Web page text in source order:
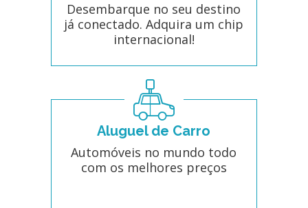
Desembarque no seu destino
já conectado. Adquira um chip
internacional!
Aluguel de Carro
Automóveis no mundo todo
com os melhores preços